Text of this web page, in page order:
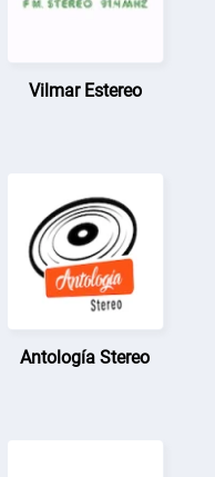
Vilmar Estereo
Antología Stereo